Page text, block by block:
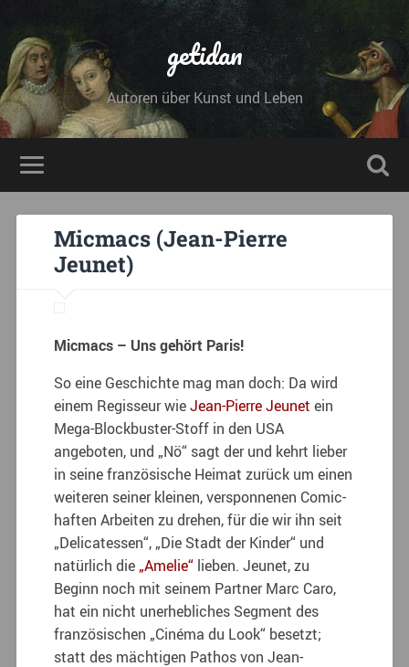
getidan
Autoren über Kunst und Leben
Micmacs (Jean-Pierre
Jeunet)
Micmacs – Uns gehört Paris!
So eine Geschichte mag man doch: Da wird
einem Regisseur wieJean-Pierre Jeunet ein
Mega-Blockbuster-Stoff in den USA
angeboten, und „Nö“ sagt der und kehrt lieber
in seine französische Heimat zurück um einen
weiteren seiner kleinen, versponnenen Comic-
haften Arbeiten zu drehen, für die wir ihn seit
„Delicatessen“, „Die Stadt der Kinder“ und
natürlich die „Amelie“ lieben. Jeunet, zu
Beginn noch mit seinem Partner Marc Caro,
hat ein nicht unerhebliches Segment des
französischen „Cinéma du Look“ besetzt;
statt des mächtigen Pathos von Jean-